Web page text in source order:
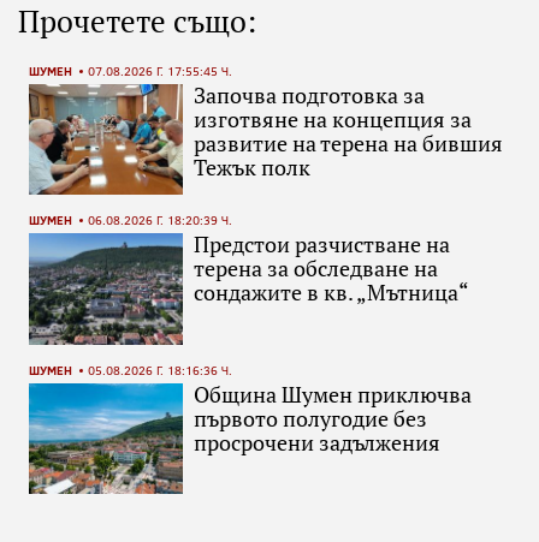
Прочетете също:
ШУМЕН 07.08.2026 Г. 17:55:45 Ч.
Започва подготовка за
изготвяне на концепция за
развитие на терена на бившия
Тежък полк
ШУМЕН 06.08.2026 Г. 18:20:39 Ч.
Предстои разчистване на
терена за обследване на
сондажите в кв. „Мътница“
ШУМЕН 05.08.2026 Г. 18:16:36 Ч.
Община Шумен приключва
първото полугодие без
просрочени задължения